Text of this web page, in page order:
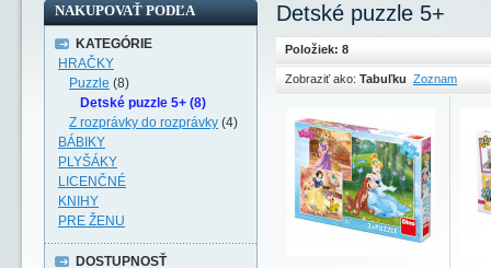
Detské puzzle 5+
Položiek: 8
Zobraziť ako: Tabuľku Zoznam
NAKUPOVAŤ PODĽA
KATEGÓRIE
HRAČKY
Puzzle (8)
Detské puzzle 5+ (8)
Z rozprávky do rozprávky (4)
BÁBIKY
PLYŠÁKY
LICENČNÉ
KNIHY
PRE ŽENU
DOSTUPNOSŤ